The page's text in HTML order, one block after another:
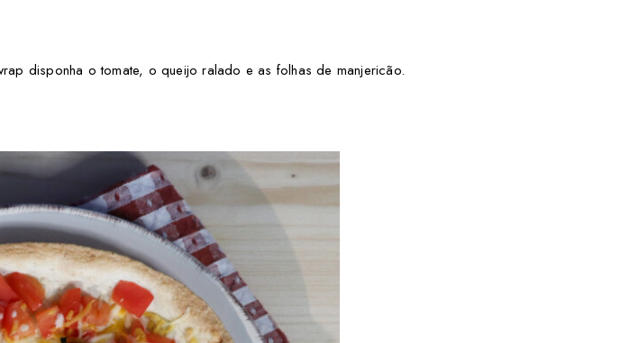
disponha o tomate, o queijo ralado e as folhas de manjericão.